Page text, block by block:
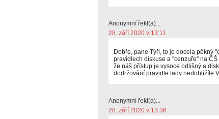
Anonymní řekl(a)...
28. září 2020 v 13:11
Dobře, pane Týři, to je docela pěkný
pravidlech diskuse a "cenzuře" na
že náš přístup je vysoce odlišný a
dodržování pravidle tady nedohlížíte
Anonymní řekl(a)...
28. září 2020 v 13:36